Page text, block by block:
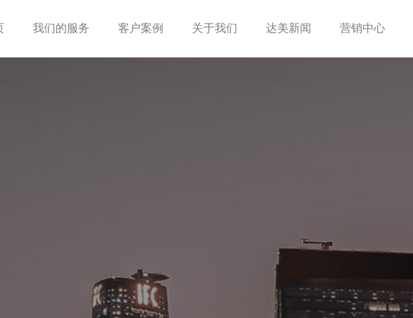
我们的服务 客户案例 关于我们 达美新闻 营销中心